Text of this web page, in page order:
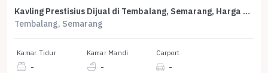
Kavling Prestisius Dijual di Tembalang, Semarang, Harga 24 Miliar
Tembalang, Semarang
Kamar Tidur
-
Kamar Mandi
-
Carport
-